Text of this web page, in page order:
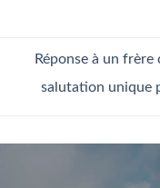
Réponse à un
salutation unique